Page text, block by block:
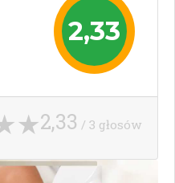
2,33
2,33 / 3 głosów